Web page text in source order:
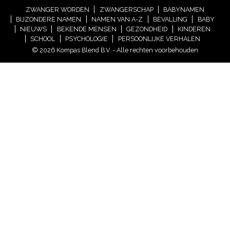
ZWANGER WORDEN ZWANGERSCHAP
BABYNAMEN
BIJZONDERE NAMEN
NAMEN VAN A-Z BEVALLING
BABY
NIEUWS
BEKENDE MENSEN GEZONDHEID
KINDEREN
SCHOOL
PSYCHOLOGIE
PERSOONLIJKE VERHALEN
© 2026 Kompas Blend B.V. - Alle rechten voorbehouden